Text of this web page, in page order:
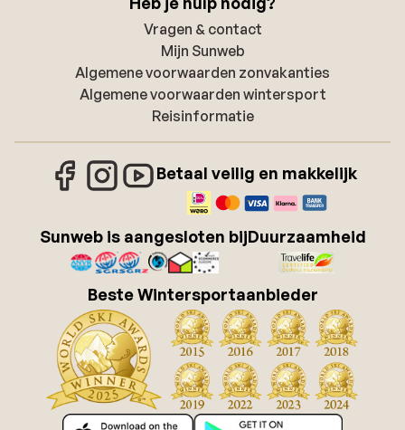
Vragen & contact
Mijn Sunweb
Algemene voorwaarden zonvakanties
Algemene voorwaarden wintersport
Reisinformatie
Betaal veilig en makkelijk
Sunweb is aangesloten bijDuurzaamheid
Beste Wintersportaanbieder